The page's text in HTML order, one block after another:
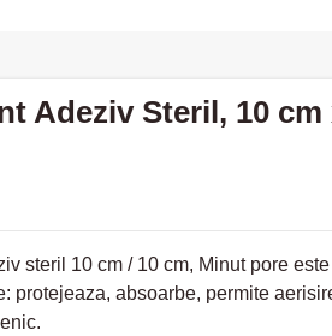
Adeziv Steril, 10 cm
steril 10 cm / 10 cm, Minut pore
protejeaza, absoarbe, permite